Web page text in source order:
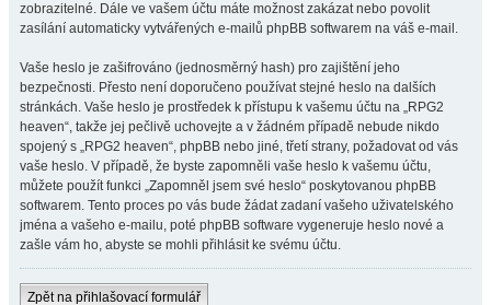
zobrazitelné. Dále ve vašem účtu máte možnost zakázat nebo povolit
zasílání automaticky vytvářených e-mailů phpBB softwarem na váš e-mail.
Vaše heslo je zašifrováno (jednosměrný hash) pro zajištění jeho
bezpečnosti. Přesto není doporučeno používat stejné heslo na dalších
stránkách. Vaše heslo je prostředek k přístupu k vašemu účtu na „RPG2
heaven“, takže jej pečlivě uchovejte a v žádném případě nebude nikdo
spojený s „RPG2 heaven“, phpBB nebo jiné, třetí strany, požadovat od vás
vaše heslo. V případě, že byste zapomněli vaše heslo k vašemu účtu,
můžete použít funkci „Zapomněl jsem své heslo“ poskytovanou phpBB
softwarem. Tento proces po vás bude žádat zadaní vašeho uživatelského
jména a vašeho e-mailu, poté phpBB software vygeneruje heslo nové a
zašle vám ho, abyste se mohli přihlásit ke svému účtu.
Zpět na přihlašovací formulář